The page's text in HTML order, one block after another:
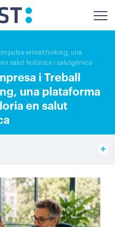
eHealthinking, una
salut holística i salutgènica
i Treball
una plataforma
en salut